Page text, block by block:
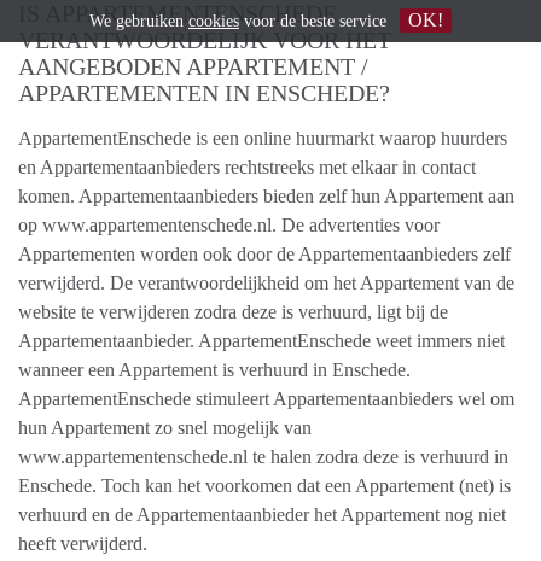
IS APPARTEMENTENSCHEDE
VERANTWOORDELIJK VOOR HET
AANGEBODEN APPARTEMENT /
APPARTEMENTEN IN ENSCHEDE?
AppartementEnschede is een online huurmarkt waarop huurders
en Appartementaanbieders rechtstreeks met elkaar in contact
komen. Appartementaanbieders bieden zelf hun Appartement aan
op www.appartementenschede.nl. De advertenties voor
Appartementen worden ook door de Appartementaanbieders zelf
verwijderd. De verantwoordelijkheid om het Appartement van de
website te verwijderen zodra deze is verhuurd, ligt bij de
Appartementaanbieder. AppartementEnschede weet immers niet
wanneer een Appartement is verhuurd in Enschede.
AppartementEnschede stimuleert Appartementaanbieders wel om
hun Appartement zo snel mogelijk van
www.appartementenschede.nl te halen zodra deze is verhuurd in
Enschede. Toch kan het voorkomen dat een Appartement (net) is
verhuurd en de Appartementaanbieder het Appartement nog niet
heeft verwijderd.
We gebruiken cookies voor de beste service OK!